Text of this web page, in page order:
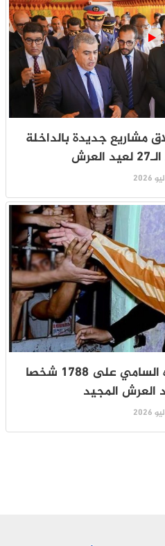
مشاريع جديدة بالداخلة
جلالة الملك يصدر عفوه السامي على 1788 شخصا
العرش المجيد